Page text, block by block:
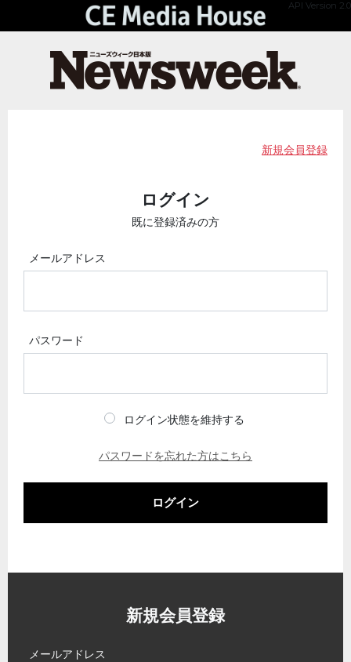
API Version 2.0
新規会員登録
ログイン
既に登録済みの方
メールアドレス
パスワード
ログイン状態を維持する
パスワードを忘れた方はこちら
ログイン
新規会員登録
メールアドレス